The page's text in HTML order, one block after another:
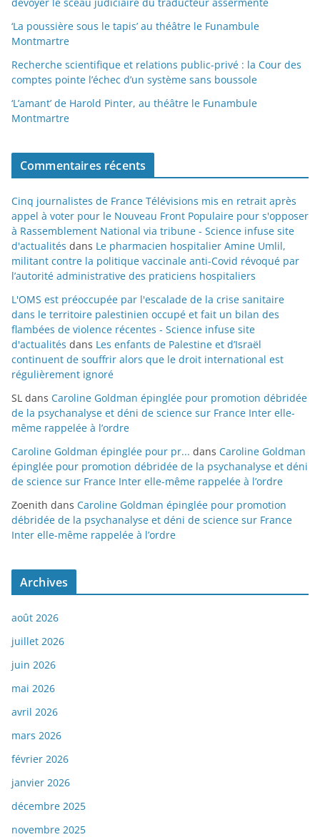
‘La poussière sous le tapis’ au théâtre le Funambule
Montmartre
Recherche scientifique et relations public-privé : la Cour des
comptes pointe l’échec d’un système sans boussole
‘L’amant’ de Harold Pinter, au théâtre le Funambule
Montmartre
Commentaires récents
Cinq journalistes de France Télévisions mis en retrait après
appel à voter pour le Nouveau Front Populaire pour s'opposer
à Rassemblement National via tribune - Science infuse site
d'actualités dans Le pharmacien hospitalier Amine Umlil,
militant contre la politique vaccinale anti-Covid révoqué par
l’autorité administrative des praticiens hospitaliers
L'OMS est préoccupée par l'escalade de la crise sanitaire
dans le territoire palestinien occupé et fait un bilan des
flambées de violence récentes - Science infuse site
d'actualités dans Les enfants de Palestine et d’Israël
continuent de souffrir alors que le droit international est
régulièrement ignoré
SL dans Caroline Goldman épinglée pour promotion débridée
de la psychanalyse et déni de science sur France Inter elle-
même rappelée à l’ordre
Caroline Goldman épinglée pour pr... dans Caroline Goldman
épinglée pour promotion débridée de la psychanalyse et déni
de science sur France Inter elle-même rappelée à l’ordre
Zoenith dans Caroline Goldman épinglée pour promotion
débridée de la psychanalyse et déni de science sur France
Inter elle-même rappelée à l’ordre
Archives
août 2026
juillet 2026
juin 2026
mai 2026
avril 2026
mars 2026
février 2026
janvier 2026
décembre 2025
novembre 2025